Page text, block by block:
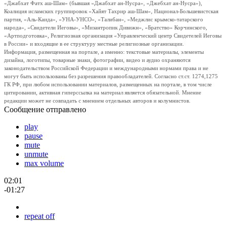
«Джабхат Фатх аш-Шам» (бывшая «Джабхат ан-Нусра», «Джебхат ан-Нусра»),
Коалиция исламских группировок «Хайят Тахрир аш-Шам», Национал-Большевистская
партия, «Аль-Каида», «УНА-УНСО», «Талибан», «Меджлис крымско-татарского
народа», «Свидетели Иеговы», «Мизантропик Дивижн», «Братство» Корчинского,
«Артподготовка», Религиозная организация «Управленческий центр Свидетелей Иеговы
в России» и входящие в ее структуру местные религиозные организации.
Информация, размещенная на портале, а именно: текстовые материалы, элементы
дизайна, логотипы, товарные знаки, фотографии, видео и аудио охраняются
законодательством Российской Федерации и международными нормами права и не
могут быть использованы без разрешения правообладателей. Согласно ст.ст. 1274,1275
ГК РФ, при любом использовании материалов, размещенных на портале, в том числе
цитировании, активная гиперссылка на материал является обязательной. Мнение
редакции может не совпадать с мнением отдельных авторов и колумнистов.
Сообщение отправлено
play
pause
mute
unmute
max volume
02:01
-01:27
repeat off